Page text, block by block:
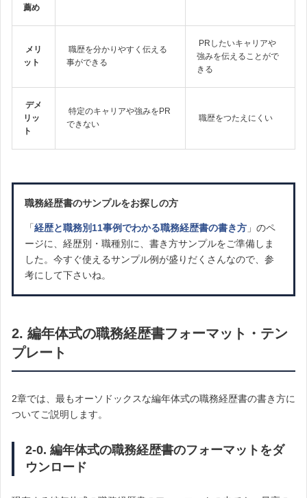
薦め
メリ
ット
職歴を分かりやすく伝える
事ができる
PRしたいキャリアや
強みを伝えることがで
きる
デメ
リッ
ト
特定のキャリアや強みをPR
できない
職歴をつたえにくい
職務経歴書のサンプルをお探しの方
「経歴と職務別11事例でわかる職務経歴書の書き方 」のペ
ージに、経歴別・職種別に、書き方サンプルをご準備しま
した。今すぐ使えるサンプル例が盛りだくさんなので、参
考にして下さいね。
2. 編年体式の職務経歴書フォーマット・テン
プレート
2章では、最もオーソドックスな編年体式の職務経歴書の書き方に
ついてご説明します。
2-0. 編年体式の職務経歴書のフォーマットをダ
ウンロード